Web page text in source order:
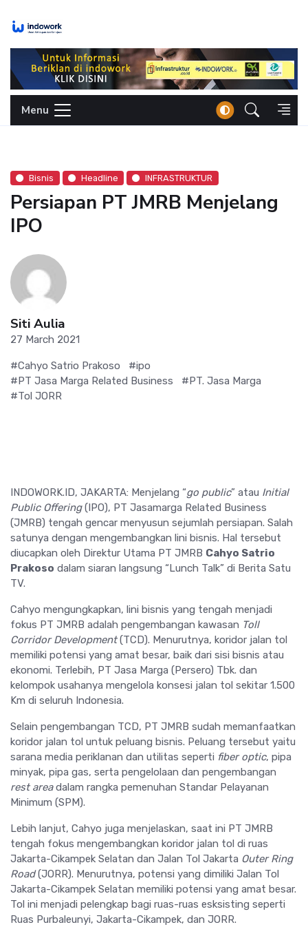
Menu
Bisnis Headline INFRASTRUKTUR
Persiapan PT JMRB Menjelang
IPO
Siti Aulia
27 March 2021
#Cahyo Satrio Prakoso
#ipo
#PT Jasa Marga Related Business
#PT. Jasa Marga
#Tol JORR
INDOWORK.ID, JAKARTA: Menjelang “go public” atau Initial
Public Offering(IPO), PT Jasamarga Related Business
(JMRB) tengah gencar menyusun sejumlah persiapan. Salah
satunya dengan mengembangkan lini bisnis. Hal tersebut
diucapkan oleh Direktur Utama PT JMRB Cahyo Satrio
Prakoso dalam siaran langsung “Lunch Talk” di Berita Satu
TV.
Cahyo mengungkapkan, lini bisnis yang tengah menjadi
fokus PT JMRB adalah pengembangan kawasan Toll
Corridor Development(TCD). Menurutnya, koridor jalan tol
memiliki potensi yang amat besar, baik dari sisi bisnis atau
ekonomi. Terlebih, PT Jasa Marga (Persero) Tbk. dan
kelompok usahanya mengelola konsesi jalan tol sekitar 1.500
Km di seluruh Indonesia.
Selain pengembangan TCD, PT JMRB sudah memanfaatkan
koridor jalan tol untuk peluang bisnis. Peluang tersebut yaitu
sarana media periklanan dan utilitas seperti fiber optic, pipa
minyak, pipa gas, serta pengelolaan dan pengembangan
rest areadalam rangka pemenuhan Standar Pelayanan
Minimum (SPM).
Lebih lanjut, Cahyo juga menjelaskan, saat ini PT JMRB
tengah fokus mengembangkan koridor jalan tol di ruas
Jakarta-Cikampek Selatan dan Jalan Tol Jakarta Outer Ring
Road(JORR). Menurutnya, potensi yang dimiliki Jalan Tol
Jakarta-Cikampek Selatan memiliki potensi yang amat besar.
Tol ini menjadi pelengkap bagi ruas-ruas esksisting seperti
Ruas Purbaleunyi, Jakarta-Cikampek, dan JORR.